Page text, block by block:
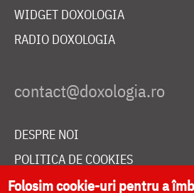
WIDGET DOXOLOGIA
RADIO DOXOLOGIA
DESPRE NOI
POLITICA DE COOKIES
DONEAZĂ ONLINE PENTRU
Folosim cookie-uri pentru a